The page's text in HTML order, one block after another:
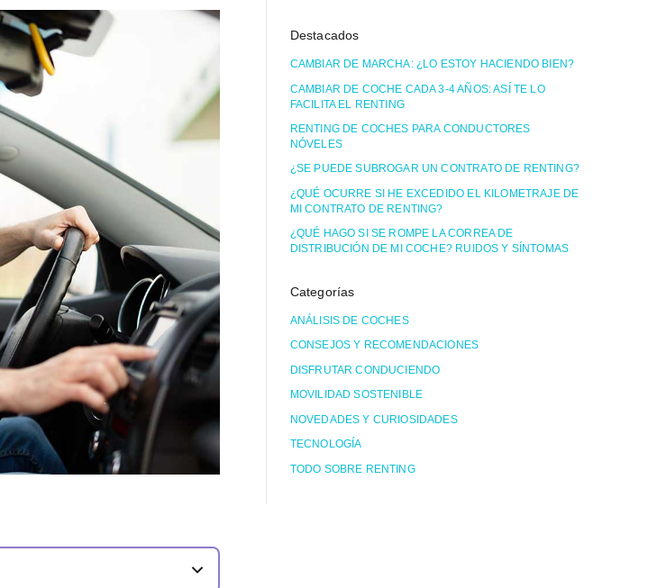
Destacados
CAMBIAR DE MARCHA: ¿LO ESTOY HACIENDO BIEN?
CAMBIAR DE COCHE CADA 3-4 AÑOS: ASÍ TE LO
FACILITA EL RENTING
RENTING DE COCHES PARA CONDUCTORES
NÓVELES
¿SE PUEDE SUBROGAR UN CONTRATO DE RENTING?
¿QUÉ OCURRE SI HE EXCEDIDO EL KILOMETRAJE DE
MI CONTRATO DE RENTING?
¿QUÉ HAGO SI SE ROMPE LA CORREA DE
DISTRIBUCIÓN DE MI COCHE? RUIDOS Y SÍNTOMAS
Categorías
ANÁLISIS DE COCHES
CONSEJOS Y RECOMENDACIONES
DISFRUTAR CONDUCIENDO
MOVILIDAD SOSTENIBLE
NOVEDADES Y CURIOSIDADES
TECNOLOGÍA
TODO SOBRE RENTING